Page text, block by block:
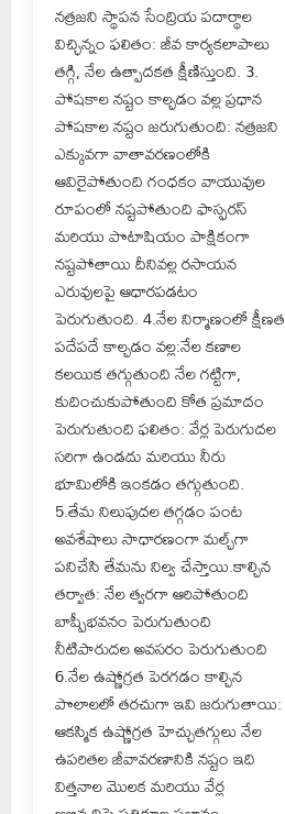
నత్రజని స్థాపన సేంద్రియ పదార్థాల
విచ్ఛిన్నం ఫలితం: జీవ కార్యకలాపాలు
తగ్గి, నేల ఉత్పాదకత క్షీణిస్తుంది. 3.
పోషకాల నష్టం కాల్చడం వల్ల ప్రధాన
పోషకాల నష్టం జరుగుతుంది: నత్రజని
ఎక్కువగా వాతావరణంలోకి
ఆవిరైపోతుంది గంధకం వాయువుల
రూపంలో నష్టపోతుంది ఫాస్ఫరస్
మరియు పొటాషియం పాక్షికంగా
నష్టపోతాయి దీనివల్ల రసాయన
ఎరువులపై ఆధారపడటం
పెరుగుతుంది. 4.నేల నిర్మాణంలో క్షీణత
పదేపదే కాల్చడం వల్ల:నేల కణాల
కలయిక తగ్గుతుంది నేల గట్టిగా,
కుదించుకుపోతుంది కోత ప్రమాదం
పెరుగుతుంది ఫలితం: వేర్ల పెరుగుదల
సరిగా ఉండదు మరియు నీరు
భూమిలోకి ఇంకడం తగ్గుతుంది.
5.తేమ నిలుపుదల తగ్గడం పంట
అవశేషాలు సాధారణంగా మల్చ్‌గా
పనిచేసి తేమను నిల్వ చేస్తాయి.కాల్చిన
తర్వాత: నేల త్వరగా ఆరిపోతుంది
బాష్పీభవనం పెరుగుతుంది
నీటిపారుదల అవసరం పెరుగుతుంది
6.నేల ఉష్ణోగ్రత పెరగడం కాల్చిన
పొలాలలో తరచుగా ఇవి జరుగుతాయి:
ఆకస్మిక ఉష్ణోగ్రత హెచ్చుతగ్గులు నేల
ఉపరితల జీవావరణానికి నష్టం ఇది
విత్తనాల మొలక మరియు వేర్ల